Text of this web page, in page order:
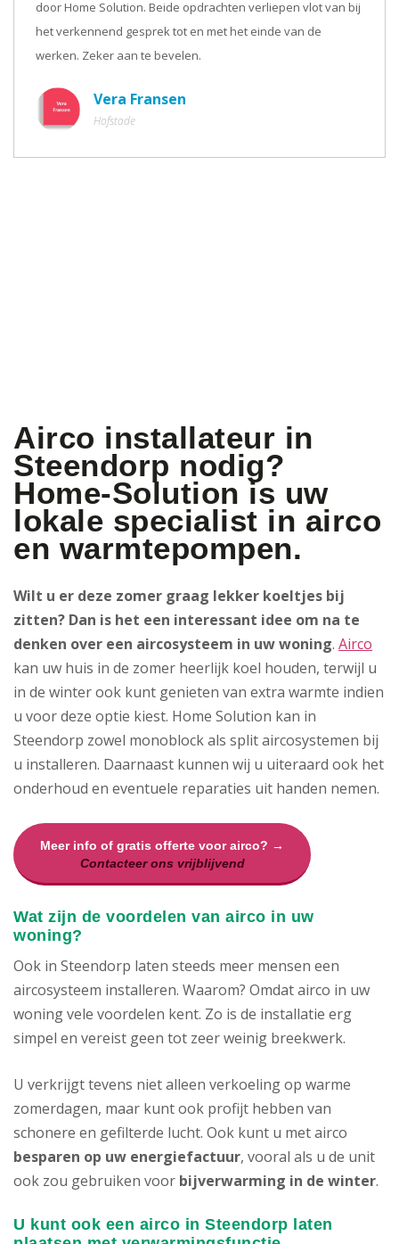
door Home Solution. Beide opdrachten verliepen vlot van bij
het verkennend gesprek tot en met het einde van de
werken. Zeker aan te bevelen.
Vera Fransen
Hofstade
Airco installateur in
Steendorp nodig?
Home-Solution is uw
lokale specialist in airco
en warmtepompen.
Wilt u er deze zomer graag lekker koeltjes bij
zitten? Dan is het een interessant idee om na te
denken over een aircosysteem in uw woning. Airco
kan uw huis in de zomer heerlijk koel houden, terwijl u
in de winter ook kunt genieten van extra warmte indien
u voor deze optie kiest. Home Solution kan in
Steendorp zowel monoblock als split aircosystemen bij
u installeren. Daarnaast kunnen wij u uiteraard ook het
onderhoud en eventuele reparaties uit handen nemen.
Meer info of gratis offerte voor airco? →
Contacteer ons vrijblijvend
Wat zijn de voordelen van airco in uw
woning?
Ook in Steendorp laten steeds meer mensen een
aircosysteem installeren. Waarom? Omdat airco in uw
woning vele voordelen kent. Zo is de installatie erg
simpel en vereist geen tot zeer weinig breekwerk.
U verkrijgt tevens niet alleen verkoeling op warme
zomerdagen, maar kunt ook profijt hebben van
schonere en gefilterde lucht. Ook kunt u met airco
besparen op uw energiefactuur, vooral als u de unit
ook zou gebruiken voor bijverwarming in de winter.
U kunt ook een airco in Steendorp laten